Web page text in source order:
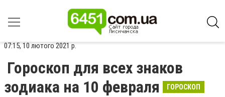
07:15, 10 лютого 2021 р.
Гороскоп для всех знаков
зодиака на 10 февраля
ГОРОСКОП